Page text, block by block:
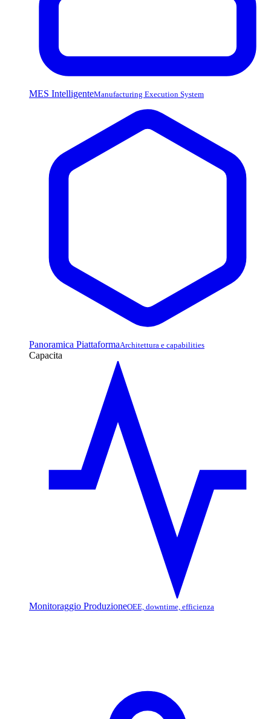
MES IntelligenteManufacturing Execution System
Panoramica PiattaformaArchitettura e capabilities
Capacita
Monitoraggio ProduzioneOEE, downtime, efficienza